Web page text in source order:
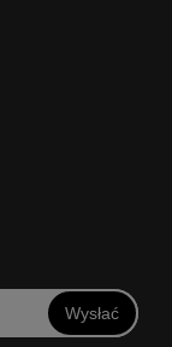
Wysłać